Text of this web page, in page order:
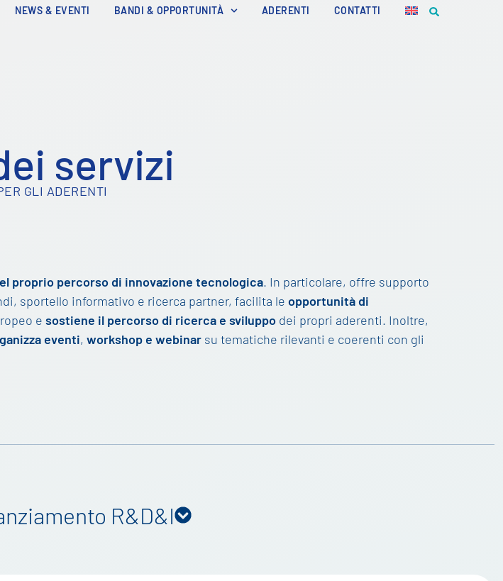
NEWS & EVENTI BANDI & OPPORTUNITÀ ADERENTI CONTATTI
servizi
GLI ADERENTI
proprio percorso di innovazione tecnologica. In particolare, offre supporto
sportello informativo e ricerca partner, facilita le opportunità di
e sostiene il percorso di ricerca e sviluppo dei propri aderenti. Inoltre,
eventi, workshop e webinar su tematiche rilevanti e coerenti con gli
R&D&I